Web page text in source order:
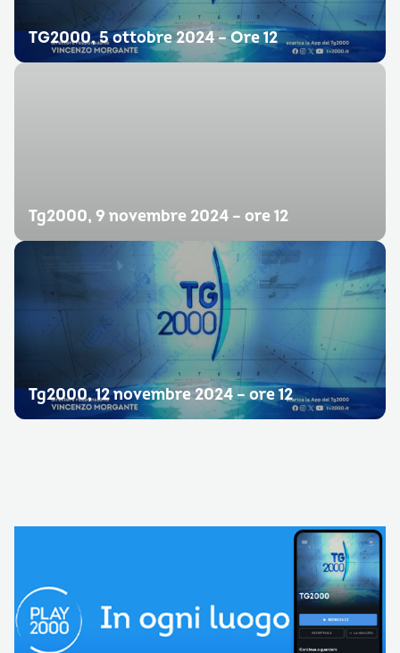
TG2000, 5 ottobre 2024 – Ore 12
Tg2000, 9 novembre 2024 – ore 12
Tg2000, 12 novembre 2024 – ore 12